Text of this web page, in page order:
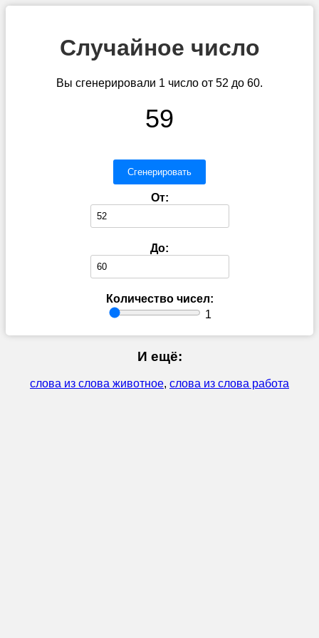
Случайное число
Вы сгенерировали 1 число от 52 до 60.
59
Сгенерировать
От:
До:
Количество чисел:
1
И ещё:
слова из слова животное, слова из слова работа